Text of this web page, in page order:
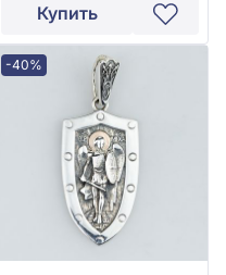
Купить
-40%